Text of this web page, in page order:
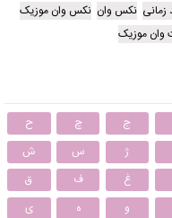
زمانی نکس وان نکس وان موزیک
موزیک
ج چ
ح
ژ س
ش
غ ف
ق
و ه ی